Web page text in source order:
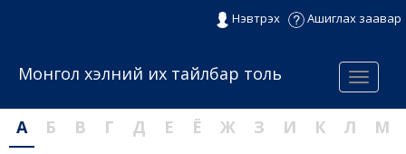
Нэвтрэх Ашиглах заавар
Menu
Монгол хэлний их тайлбар толь
А Б В Г Д Е Ё Ж З И К Л
М